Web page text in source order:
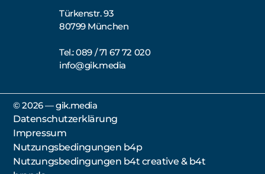
Türkenstr. 93
80799 München
Tel.: 089 / 71 67 72 020
info@gik.media
©️ 2026 — gik.media
Datenschutzerklärung
Impressum
Nutzungsbedingungen b4p
Nutzungsbedingungen b4t creative & b4t